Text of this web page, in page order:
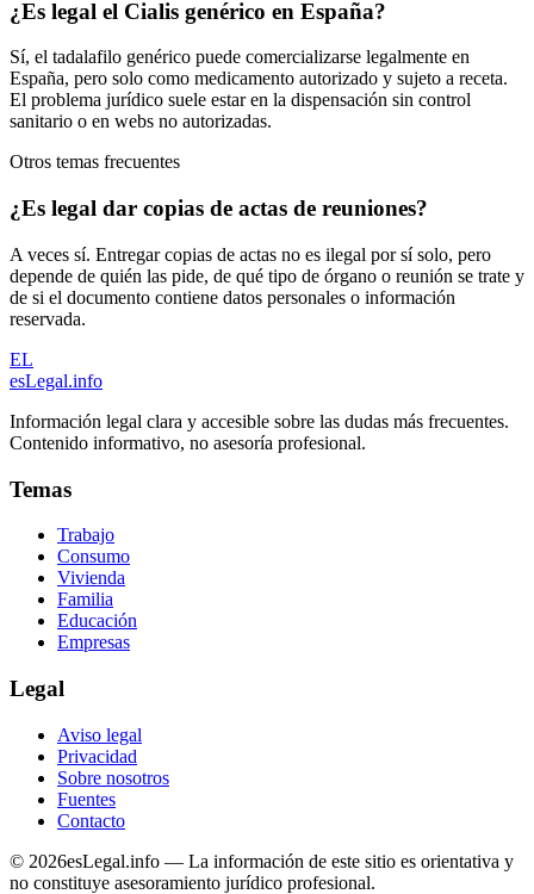
¿Es legal el Cialis genérico en España?
Sí, el tadalafilo genérico puede comercializarse legalmente en
España, pero solo como medicamento autorizado y sujeto a receta.
El problema jurídico suele estar en la dispensación sin control
sanitario o en webs no autorizadas.
Otros temas frecuentes
¿Es legal dar copias de actas de reuniones?
A veces sí. Entregar copias de actas no es ilegal por sí solo, pero
depende de quién las pide, de qué tipo de órgano o reunión se trate y
de si el documento contiene datos personales o información
reservada.
EL
esLegal.info
Información legal clara y accesible sobre las dudas más frecuentes.
Contenido informativo, no asesoría profesional.
Temas
Trabajo
Consumo
Vivienda
Familia
Educación
Empresas
Legal
Aviso legal
Privacidad
Sobre nosotros
Fuentes
Contacto
© 2026esLegal.info — La información de este sitio es orientativa y
no constituye asesoramiento jurídico profesional.